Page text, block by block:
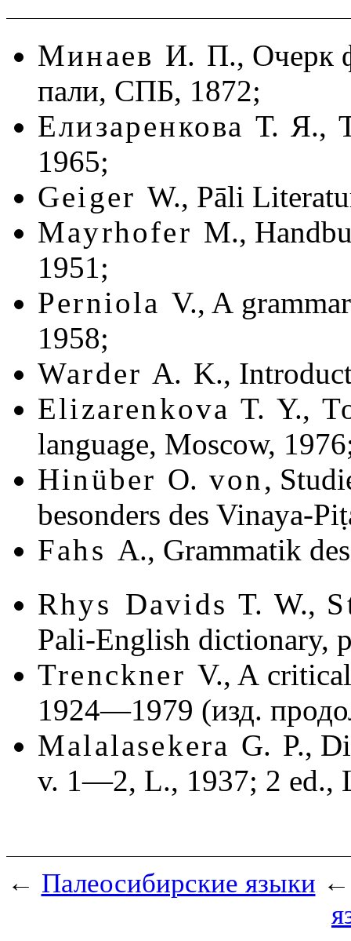
Минаев И. П., Очерк
пали, СПБ, 1872;
Елизаренкова Т. Я.,
1965;
Geiger W., Pāli
Mayrhofer M.,
1951;
Perniola V., A
1958;
Warder A. K.,
Elizarenkova T. Y.,
language, Moscow,
Hinüber O.von,
besonders des Vinaya-
Fahs A., Grammatik
Rhys Davids T. W.,
Pali-English
Trenckner V., A
1924—1979 (изд.
Malalasekera G. P.,
v. 1—2, L., 1937; 2 ed.,
← Палеосибирские языки